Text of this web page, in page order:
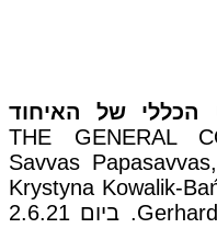
של האיחוד
(THE GENERAL
Chamber)) בפני השופטים Savvas Papasavvas,
Krystyna Kowalik-
Eugène Buttigieg ו-Gerhard Hesse. ביום 2.6.21